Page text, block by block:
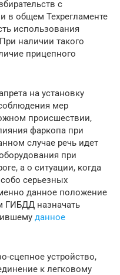
с
в общем Техрегламенте
использования
наличии такого
прицепного
на установку
мер
происшествии,
фаркопа при
случае речь идет
при
а о ситуации, когда
серьезных
данное положение
ГИБДД назначать
данное
сцепное устройство,
к легковому